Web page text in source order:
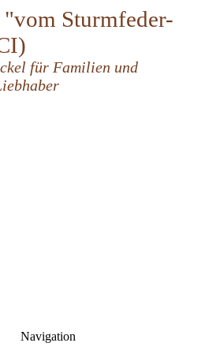
Sturmfeder-
für Familien und
Navigation